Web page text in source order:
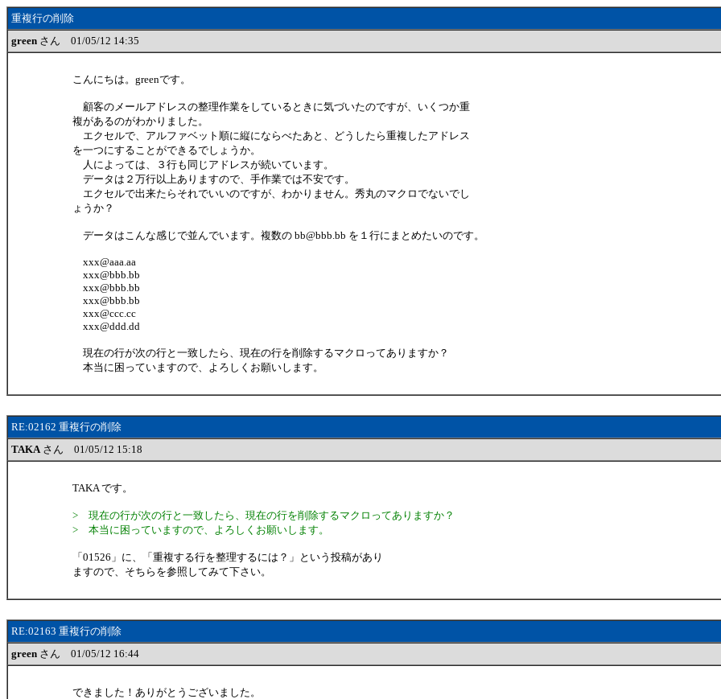
重複行の削除
green さん 01/05/12 14:35
こんにちは。greenです。
顧客のメールアドレスの整理作業をしているときに気づいたのですが、いくつか重
複があるのがわかりました。
エクセルで、アルファベット順に縦にならべたあと、どうしたら重複したアドレス
を一つにすることができるでしょうか。
人によっては、３行も同じアドレスが続いています。
データは２万行以上ありますので、手作業では不安です。
エクセルで出来たらそれでいいのですが、わかりません。秀丸のマクロでないでし
ょうか？
データはこんな感じで並んでいます。複数の bb@bbb.bb を１行にまとめたいのです。
xxx@aaa.aa
xxx@bbb.bb
xxx@bbb.bb
xxx@bbb.bb
xxx@ccc.cc
xxx@ddd.dd
現在の行が次の行と一致したら、現在の行を削除するマクロってありますか？
本当に困っていますので、よろしくお願いします。
RE:02162 重複行の削除
TAKAさん 01/05/12 15:18
TAKA です。
> 現在の行が次の行と一致したら、現在の行を削除するマクロってありますか？
> 本当に困っていますので、よろしくお願いします。
「01526」に、「重複する行を整理するには？」という投稿があり
ますので、そちらを参照してみて下さい。
RE:02163 重複行の削除
green さん 01/05/12 16:44
できました！ありがとうございました。